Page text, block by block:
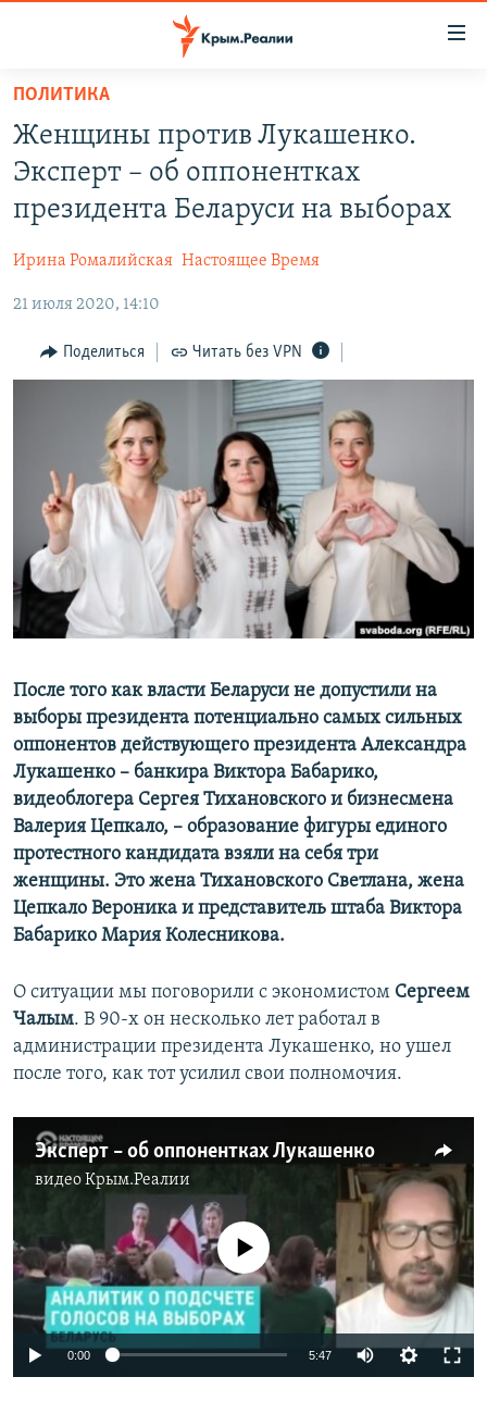
Вернуться
основному
содержанию
главной
навигации
Вернутся
поиску
СПЕЦПРОЕКТЫ
11 ЛЕТ ОККУПАЦИИ КРЫМА. 11 ИСТОРИЙ СОПРОТИВЛЕНИЯ
ЕЩЕ
ИНТЕРАКТИВ
ИНФОГРАФИКА
СОВЕТЫ ПРАВОЗАЩИТНИКОВ
ПРОПАВШИЕ БЕЗ ВЕСТИ
ПОБЕДИТЕЛЕЙ НЕ СУДЯТ?
КРЫМ.НЕПОКОРЕННЫЙ
ELIFBE
УКРАИНСКАЯ ПРОБЛЕМА КРЫМА
РАДІО СВОБОДА
КАК ОБОЙТИ БЛОКИРОВКУ
Українською
ПРИСОЕДИНЯЙТЕСЬ!
ПОЛИТИКА
Женщины против Лукашенко.
Эксперт – об оппонентках
президента Беларуси на выборах
Ирина Ромалийская Настоящее Время
21 июля 2020, 14:10
Поделиться Читать без VPN
После того как власти Беларуси не допустили на
выборы президента потенциально самых сильных
оппонентов действующего президента Александра
Лукашенко – банкира Виктора Бабарико,
видеоблогера Сергея Тихановского и бизнесмена
Валерия Цепкало, – образование фигуры единого
протестного кандидата взяли на себя три
женщины. Это жена Тихановского Светлана, жена
Цепкало Вероника и представитель штаба Виктора
Бабарико Мария Колесникова​.
О ситуации мы поговорили с экономистом Сергеем
Чалым. В 90-х он несколько лет работал в
администрации президента Лукашенко, но ушел
после того, как тот усилил свои полномочия.
Эксперт – об оппонентках Лукашенко
видеоКрым.Реалии
No media source currently available
0:00 5:47 Auto